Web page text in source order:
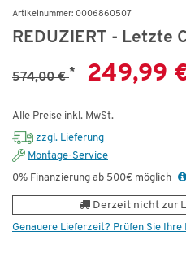
Artikelnummer: 0006860507
REDUZIERT - Letzte
574,00 €* 249,99
Alle Preise inkl. MwSt.
zzgl. Lieferung
Montage-Service
0% Finanzierung ab 500€ möglich
Derzeit nicht zur
Genauere Lieferzeit? Prüfen Sie Ihre